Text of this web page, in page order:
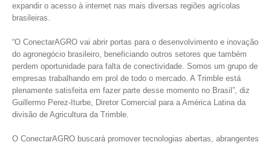
expandir o acesso à internet nas mais diversas regiões agrícolas
brasileiras.
“O ConectarAGRO vai abrir portas para o desenvolvimento e inovação
do agronegócio brasileiro, beneficiando outros setores que também
perdem oportunidade para falta de conectividade. Somos um grupo de
empresas trabalhando em prol de todo o mercado. A Trimble está
plenamente satisfeita em fazer parte desse momento no Brasil”, diz
Guillermo Perez-Iturbe, Diretor Comercial para a América Latina da
divisão de Agricultura da Trimble.
O ConectarAGRO buscará promover tecnologias abertas, abrangentes